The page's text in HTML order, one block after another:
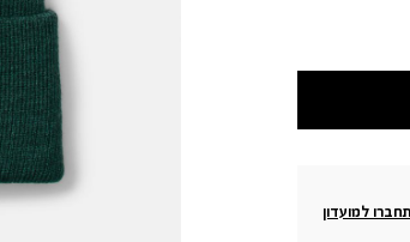
למועדון